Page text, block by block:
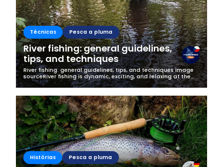
Técnicas Pesca a pluma
River fishing: general guidelines,
tips, and techniques
River fishing: general guidelines, tips, and techniques Image
sourceRiver fishing is dynamic, exciting, and relaxing at the
same time. It does not require a lot of equipment and it can
easily be...
Histórias Pesca a pluma